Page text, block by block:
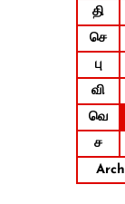
தி
செ
பு
வி
வெ
ச